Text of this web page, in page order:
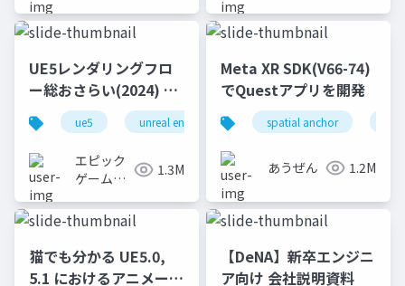
UE5レンダリングフロ
ー総おさらい(2024) 基
礎編！
[CEDEC+KYUSHU
2024]
ue5 unreal engine ue-rendering
エピック
ゲームズ
1.3M
Meta XR SDK(V66-74)
でQuestアプリを開発
spatial anchor
あうぜん 1.2M
猫でも分かる UE5.0,
5.1 におけるアニメーシ
【DeNA】新卒エンジニ
ア向け 会社説明資料